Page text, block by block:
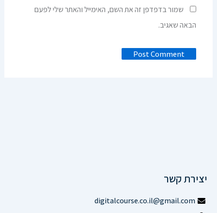
שמור בדפדפן זה את השם, האימייל והאתר שלי לפעם
הבאה שאגיב.
יצירת קשר
digitalcourse.co.il@gmail.com